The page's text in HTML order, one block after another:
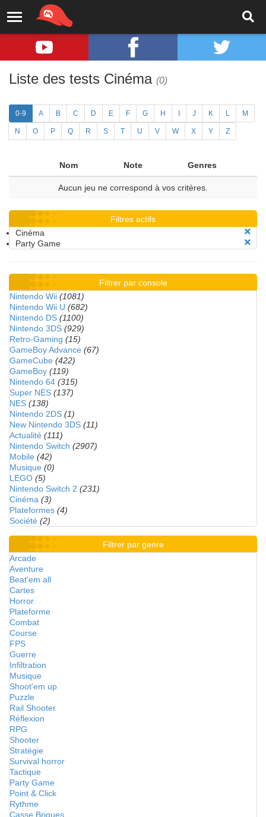
Liste des tests Cinéma (0)
0-9 A B C D E F G H J K L M
N O P Q R S T U V W X Y Z
Nom Note Genres
Aucun jeu ne correspond à vos critères.
Filtres actifs
Cinéma
Party Game
Filtrer par console
Nintendo Wii (1081)
Nintendo Wii U (682)
Nintendo DS (1100)
Nintendo 3DS (929)
Retro-Gaming (15)
GameBoy Advance (67)
GameCube (422)
GameBoy (119)
Nintendo 64 (315)
Super NES (137)
NES (138)
Nintendo 2DS (1)
New Nintendo 3DS (11)
Actualité (111)
Nintendo Switch (2907)
Mobile (42)
Musique (0)
LEGO (5)
Nintendo Switch 2 (231)
Cinéma (3)
Plateformes (4)
Société (2)
Filtrer par genre
Arcade
Aventure
Beat'em all
Cartes
Horror
Plateforme
Combat
Course
FPS
Guerre
Infiltration
Musique
Shoot'em up
Puzzle
Rail Shooter
Réflexion
RPG
Shooter
Stratégie
Survival horror
Tactique
Party Game
Point & Click
Rythme
Casse Briques